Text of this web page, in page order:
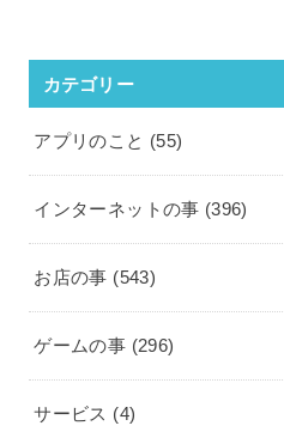
カテゴリー
アプリのこと (55)
インターネットの事 (396)
お店の事 (543)
ゲームの事 (296)
サービス (4)